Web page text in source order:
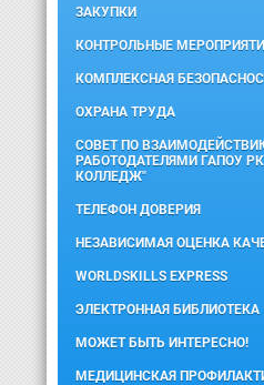
ЗАКУПКИ
КОНТРОЛЬНЫЕ
КОМПЛЕКСНАЯ
ОХРАНА ТРУДА
СОВЕТ ПО
РАБОТОДАТЕЛЯМИ ГАПОУ
КОЛЛЕДЖ"
ТЕЛЕФОН ДОВЕРИЯ
НЕЗАВИСИМАЯ ОЦЕНКА
WORLDSKILLS EXPRESS
ЭЛЕКТРОННАЯ БИБЛИОТЕКА
МОЖЕТ БЫТЬ ИНТЕРЕСНО!
МЕДИЦИНСКАЯ